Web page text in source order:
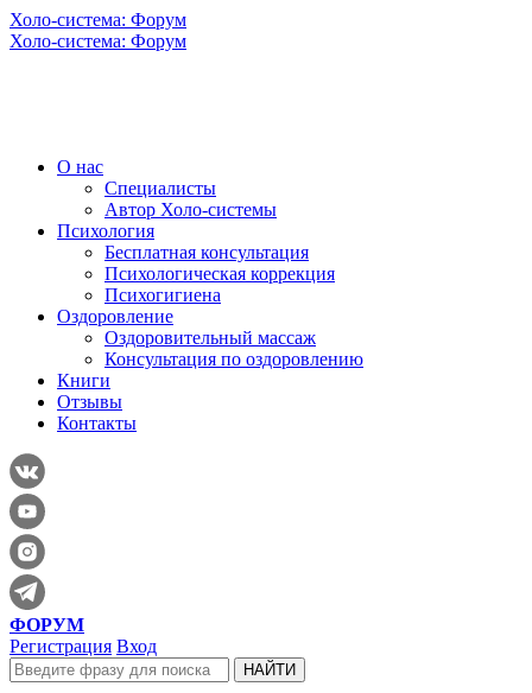
Холо-система: Форум
Холо-система: Форум
О нас
Специалисты
Автор Холо-системы
Психология
Бесплатная консультация
Психологическая коррекция
Психогигиена
Оздоровление
Оздоровительный массаж
Консультация по оздоровлению
Книги
Отзывы
Контакты
ФОРУМ
Регистрация Вход